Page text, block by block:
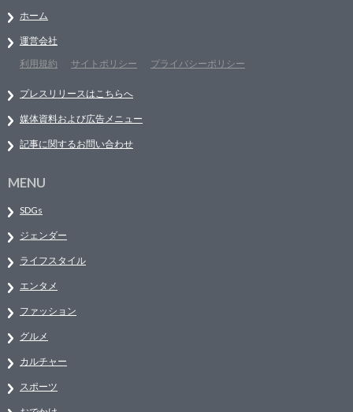
ホーム
運営会社
利用規約
サイトポリシー プライバシーポリシー
プレスリリースはこちらへ
媒体資料および広告メニュー
記事に関するお問い合わせ
MENU
SDGs
ジェンダー
ライフスタイル
エンタメ
ファッション
グルメ
カルチャー
スポーツ